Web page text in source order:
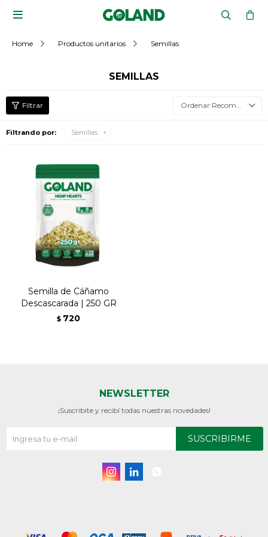

Home Productos unitarios Semillas
SEMILLAS
Recomendados
Filtrando por: Semillas
Semilla de Cáñamo
Descascarada | 250 GR
$ 720
NEWSLETTER
¡Suscribite y recibí todas nuestras novedades!
SUSCRIBIRME
 